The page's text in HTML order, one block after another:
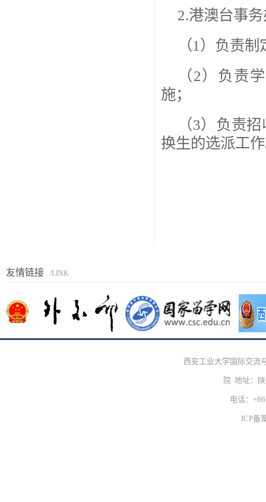
2.港澳台事
（1）负责
（2）负责
施；
（3）负责
换生的选派工
友情链接 /LINK
西安工业大学国际交流
院 地址：
电话：
ICP备